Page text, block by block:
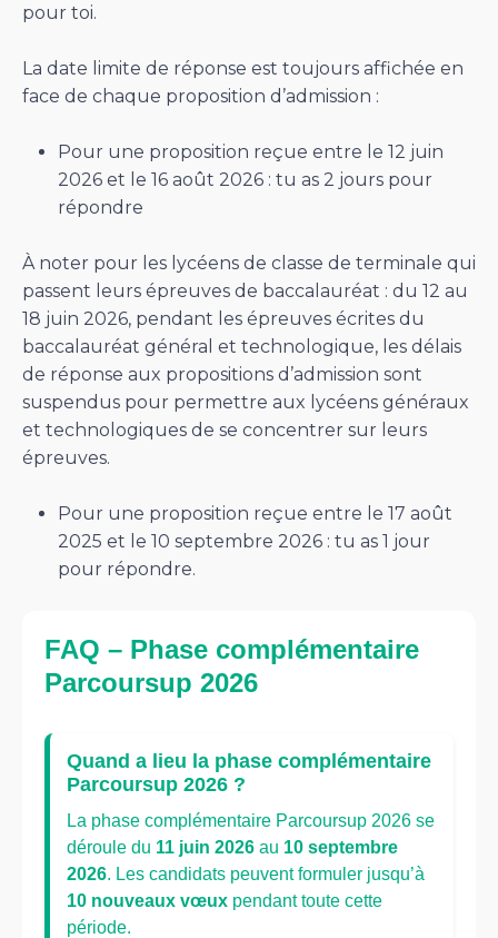
pour toi.
La date limite de réponse est toujours affichée en
face de chaque proposition d’admission :
Pour une proposition reçue entre le 12 juin
2026 et le 16 août 2026 : tu as 2 jours pour
répondre
À noter pour les lycéens de classe de terminale qui
passent leurs épreuves de baccalauréat : du 12 au
18 juin 2026, pendant les épreuves écrites du
baccalauréat général et technologique, les délais
de réponse aux propositions d’admission sont
suspendus pour permettre aux lycéens généraux
et technologiques de se concentrer sur leurs
épreuves.
Pour une proposition reçue entre le 17 août
2025 et le 10 septembre 2026 : tu as 1 jour
pour répondre.
FAQ – Phase complémentaire
Parcoursup 2026
Quand a lieu la phase complémentaire
Parcoursup 2026 ?
La phase complémentaire Parcoursup 2026 se
déroule du 11 juin 2026 au 10 septembre
2026. Les candidats peuvent formuler jusqu’à
10 nouveaux vœux pendant toute cette
période.